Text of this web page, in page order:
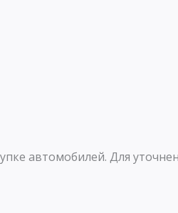
автомобилей. Для